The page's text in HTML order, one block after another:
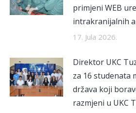
primjeni WEB
intrakranijalnih
17. Jula 2026.
Direktor UKC
za 16 studenata
država koji
razmjeni u UKC